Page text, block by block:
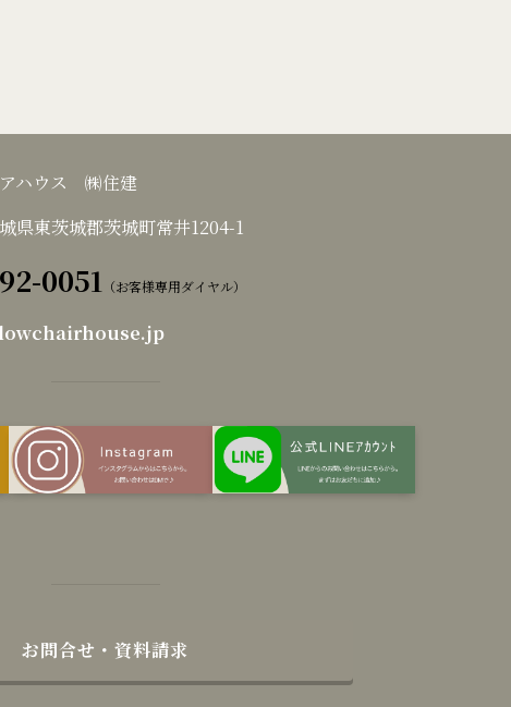
アハウス ㈱住建
県東茨城郡茨城町常井1204-1
0051 （お客様専用ダイヤル）
お問合せ・資料請求